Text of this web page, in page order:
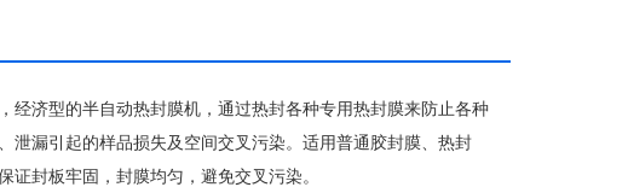
经济型的半自动热封膜机，通过热封各种专用热封膜来防止各种
泄漏引起的样品损失及空间交叉污染。适用普通胶封膜、热封
证封板牢固，封膜均匀，避免交叉污染。